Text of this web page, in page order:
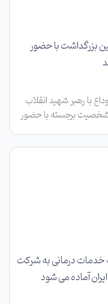
بزرگداشت با حضور
با رهبر شهید انقلاب
شخصیت برجسته با حضور
جامع سبزوار برگزار شد.
خدمات درمانی به شرکت
آماده می شود